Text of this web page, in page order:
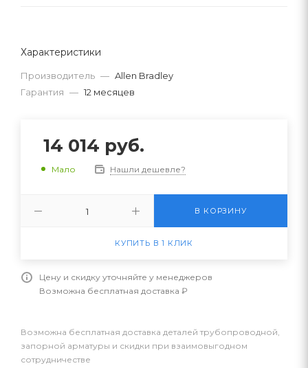
Характеристики
Производитель — Allen Bradley
Гарантия — 12 месяцев
14 014 руб.
Мало Нашли дешевле?
В КОРЗИНУ
КУПИТЬ В 1 КЛИК
Цену и скидку уточняйте у менеджеров
Возможна бесплатная доставка ₽
Возможна бесплатная доставка деталей трубопроводной,
запорной арматуры и скидки при взаимовыгодном
сотрудничестве